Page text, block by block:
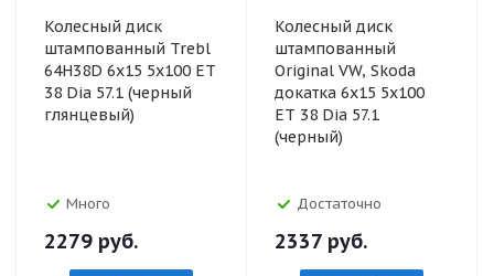
Колесный диск
штампованный Trebl
64H38D 6x15 5x100 ET
38 Dia 57.1 (черный
глянцевый)
Много
2279 руб.
Колесный диск
штампованный
Original VW, Skoda
докатка 6x15 5x100
ET 38 Dia 57.1
(черный)
Достаточно
2337 руб.